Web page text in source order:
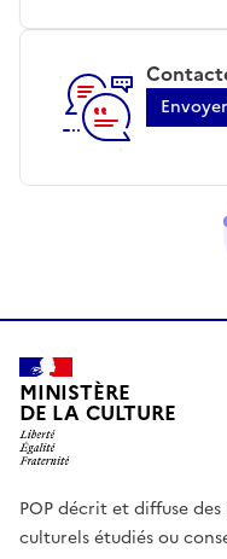
MINISTÈRE
DE LA CULTURE
POP décrit et diffuse
culturels étudiés ou